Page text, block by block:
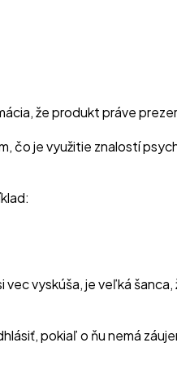
že produkt práve
čo je využitie znalostí
vyskúša, je veľká
pokiaľ o ňu nemá